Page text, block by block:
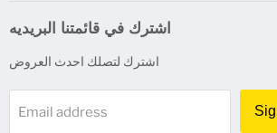
اشترك في قائمتنا البريديه
Email address